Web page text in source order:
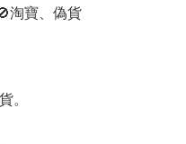
淘寶、偽貨
。